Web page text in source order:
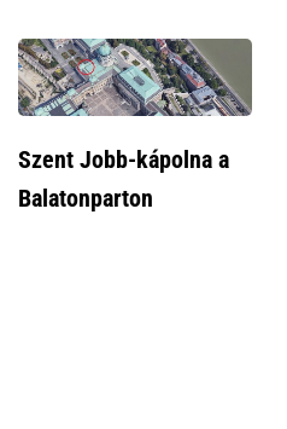
Szent Jobb-kápolna a
Balatonparton